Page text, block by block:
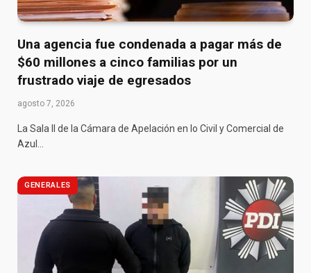
Una agencia fue condenada a pagar más de
$60 millones a cinco familias por un
frustrado viaje de egresados
agosto 7, 2026
La Sala II de la Cámara de Apelación en lo Civil y Comercial de
Azul…
GENERALES